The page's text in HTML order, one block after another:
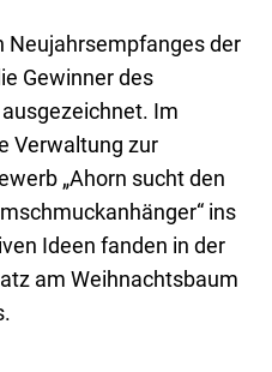
Neujahrsempfanges der
Gewinner des
Im
Verwaltung zur
„Ahorn sucht den
ins
Ideen fanden in der
am Weihnachtsbaum